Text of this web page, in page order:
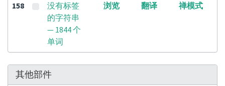
158
没有标签
的字符串
— 1844 个
单词
浏览 翻译 禅模式
其他部件